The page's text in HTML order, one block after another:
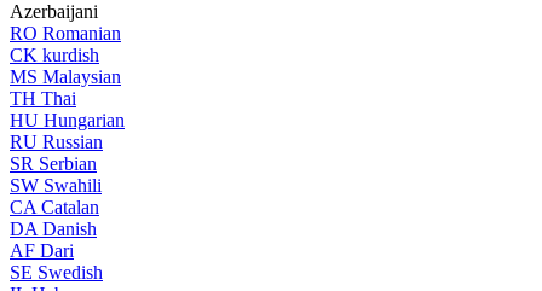
Azerbaijani
RO Romanian
CK kurdish
MS Malaysian
TH Thai
HU Hungarian
RU Russian
SR Serbian
SW Swahili
CA Catalan
DA Danish
AF Dari
SE Swedish